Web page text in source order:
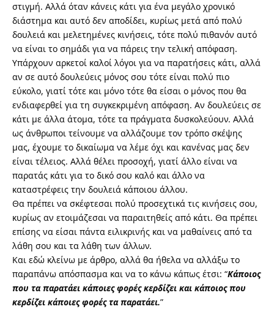
στιγμή. Αλλά όταν κάνεις κάτι για ένα μεγάλο χρονικό
διάστημα και αυτό δεν αποδίδει, κυρίως μετά από πολύ
δουλειά και μελετημένες κινήσεις, τότε πολύ πιθανόν αυτό
να είναι το σημάδι για να πάρεις την τελική απόφαση.
Υπάρχουν αρκετοί καλοί λόγοι για να παρατήσεις κάτι, αλλά
αν σε αυτό δουλεύεις μόνος σου τότε είναι πολύ πιο
εύκολο, γιατί τότε και μόνο τότε θα είσαι ο μόνος που θα
ενδιαφερθεί για τη συγκεκριμένη απόφαση. Αν δουλεύεις σε
κάτι με άλλα άτομα, τότε τα πράγματα δυσκολεύουν. Αλλά
ως άνθρωποι τείνουμε να αλλάζουμε τον τρόπο σκέψης
μας, έχουμε το δικαίωμα να λέμε όχι και κανένας μας δεν
είναι τέλειος. Αλλά θέλει προσοχή, γιατί άλλο είναι να
παρατάς κάτι για το δικό σου καλό και άλλο να
καταστρέφεις την δουλειά κάποιου άλλου.
Θα πρέπει να σκέφτεσαι πολύ προσεχτικά τις κινήσεις σου,
κυρίως αν ετοιμάζεσαι να παραιτηθείς από κάτι. Θα πρέπει
επίσης να είσαι πάντα ειλικρινής και να μαθαίνεις από τα
λάθη σου και τα λάθη των άλλων.
Και εδώ κλείνω με άρθρο, αλλά θα ήθελα να αλλάξω το
παραπάνω απόσπασμα και να το κάνω κάπως έτσι: “Κάποιος
που τα παρατάει κάποιες φορές κερδίζει και κάποιος που
κερδίζει κάποιες φορές τα παρατάει.”